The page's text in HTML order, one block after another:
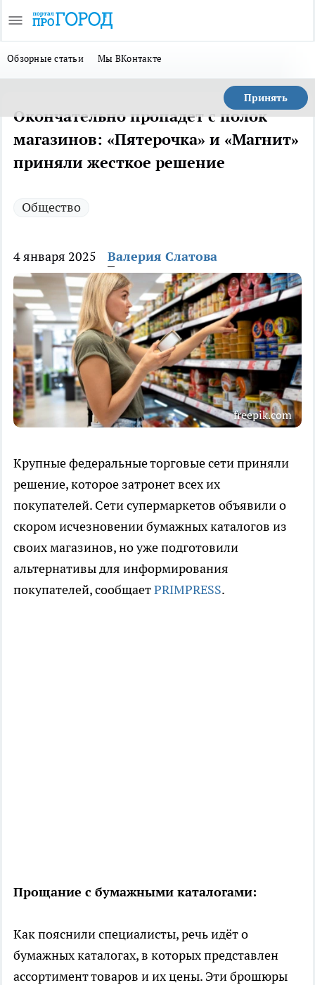
Обзорные статьи Мы ВКонтакте
Принять
Окончательно пропадет с полок
магазинов: «Пятерочка» и «Магнит»
приняли жесткое решение
Общество
4 января 2025 Валерия Слатова
freepik.com
Крупные федеральные торговые сети приняли
решение, которое затронет всех их
покупателей. Сети супермаркетов объявили о
скором исчезновении бумажных каталогов из
своих магазинов, но уже подготовили
альтернативы для информирования
покупателей, сообщаетPRIMPRESS.
Прощание с бумажными каталогами:
Как пояснили специалисты, речь идёт о
бумажных каталогах, в которых представлен
ассортимент товаров и их цены. Эти брошюры